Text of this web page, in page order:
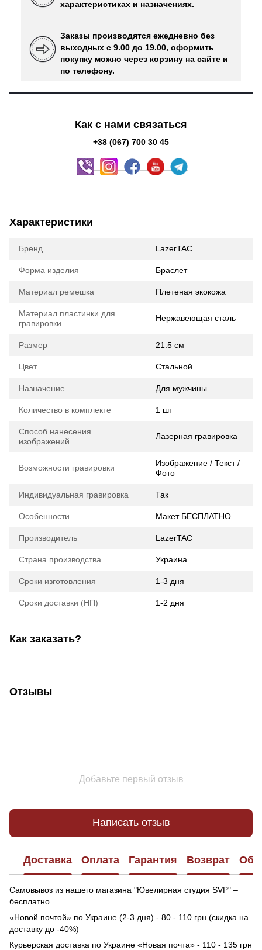
характеристиках и назначениях.
Заказы производятся ежедневно без
выходных с 9.00 до 19.00, оформить
покупку можно через корзину на сайте и
по телефону.
Как с нами связаться
+38 (067) 700 30 45
Характеристики
Бренд LazerTAC
Форма изделия Браслет
Материал ремешка Плетеная экокожа
Материал пластинки для
гравировки
Нержавеющая сталь
Размер 21.5 см
Цвет Стальной
Назначение Для мужчины
Количество в комплекте 1 шт
Способ нанесения
изображений
Лазерная гравировка
Возможности гравировки
Изображение / Текст /
Фото
Индивидуальная гравировка Так
Особенности Макет БЕСПЛАТНО
Производитель LazerTAC
Страна производства Украина
Сроки изготовления 1-3 дня
Сроки доставки (НП) 1-2 дня
Как заказать?
Отзывы
Добавьте первый отзыв
Написать отзыв
Доставка Оплата Гарантия Возврат
Самовывоз из нашего магазина "Ювелирная студия SVP" –
бесплатно
«Новой почтой» по Украине (2-3 дня) - 80 - 110 грн (скидка на
доставку до -40%)
Курьерская доставка по Украине «Новая почта» - 110 - 135 грн